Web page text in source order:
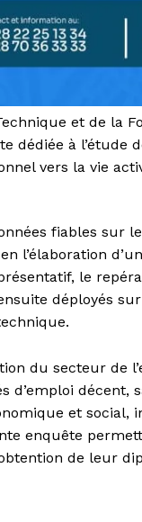
et de la
dédiée à l’étude
vers la vie
fiables sur
l’élaboration
le
déployés
du secteur de
d’emploi
et social,
enquête
de leur